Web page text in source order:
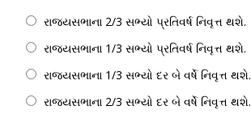
રાજ્યસભાના 2/3 સભ્યો પ્રતિવર્ષ નિવૃત્ત થશે.
રાજ્યસભાના 1/3 સભ્યો પ્રતિવર્ષ નિવૃત્ત થશે.
રાજ્યસભાના 1/3 સભ્યો દર બે વર્ષે નિવૃત્ત થશે.
રાજ્યસભાના 2/3 સભ્યો દર બે વર્ષે નિવૃત્ત થશે.